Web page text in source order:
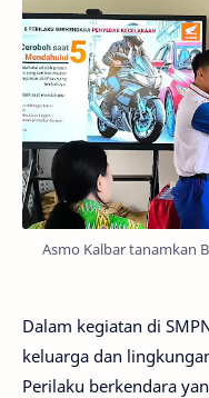
Asmo Kalbar tanamkan
Dalam kegiatan di
keluarga dan
Perilaku berkendara